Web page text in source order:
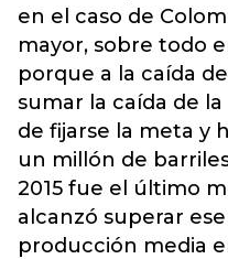
en el caso de
mayor, sobre todo
porque a la caída
sumar la caída de
de fijarse la meta y
un millón de
2015 fue el último
alcanzó superar
producción media